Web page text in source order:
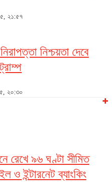
২১:৫৭
নিশ্চয়তা দেবে
২০:৩০
রেখে ৯৬ ঘণ্টা সীমিত
ও ইন্টারনেট ব্যাংকিং